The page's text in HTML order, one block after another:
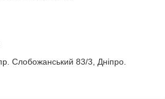
Слобожанський 83/3, Дніпро.